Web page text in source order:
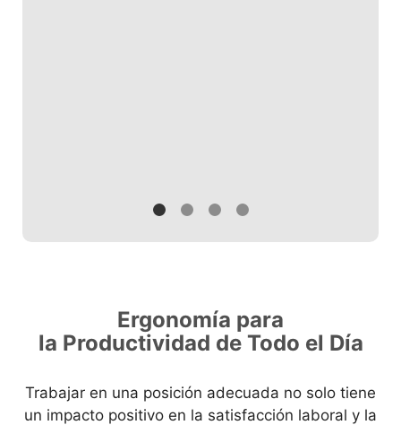
Ergonomía para
la Productividad de Todo el Día
Trabajar en una posición adecuada no solo tiene
un impacto positivo en la satisfacción laboral y la